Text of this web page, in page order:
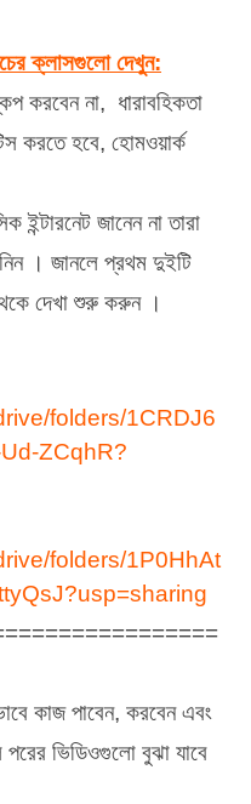
ক্লাসগুলো দেখুন:
করবেন না,  ধারাবহিকতা
করতে হবে, হোমওয়ার্ক
ইন্টারনেট জানেন না তারা
। জানলে প্রথম দুইটি
দেখা শুরু করুন ।
folders/1CRDJ6
ZCqhR?
folders/1P0HhAt
কাজ পাবেন, করবেন এবং
পরের ভিডিওগুলো বুঝা যাবে